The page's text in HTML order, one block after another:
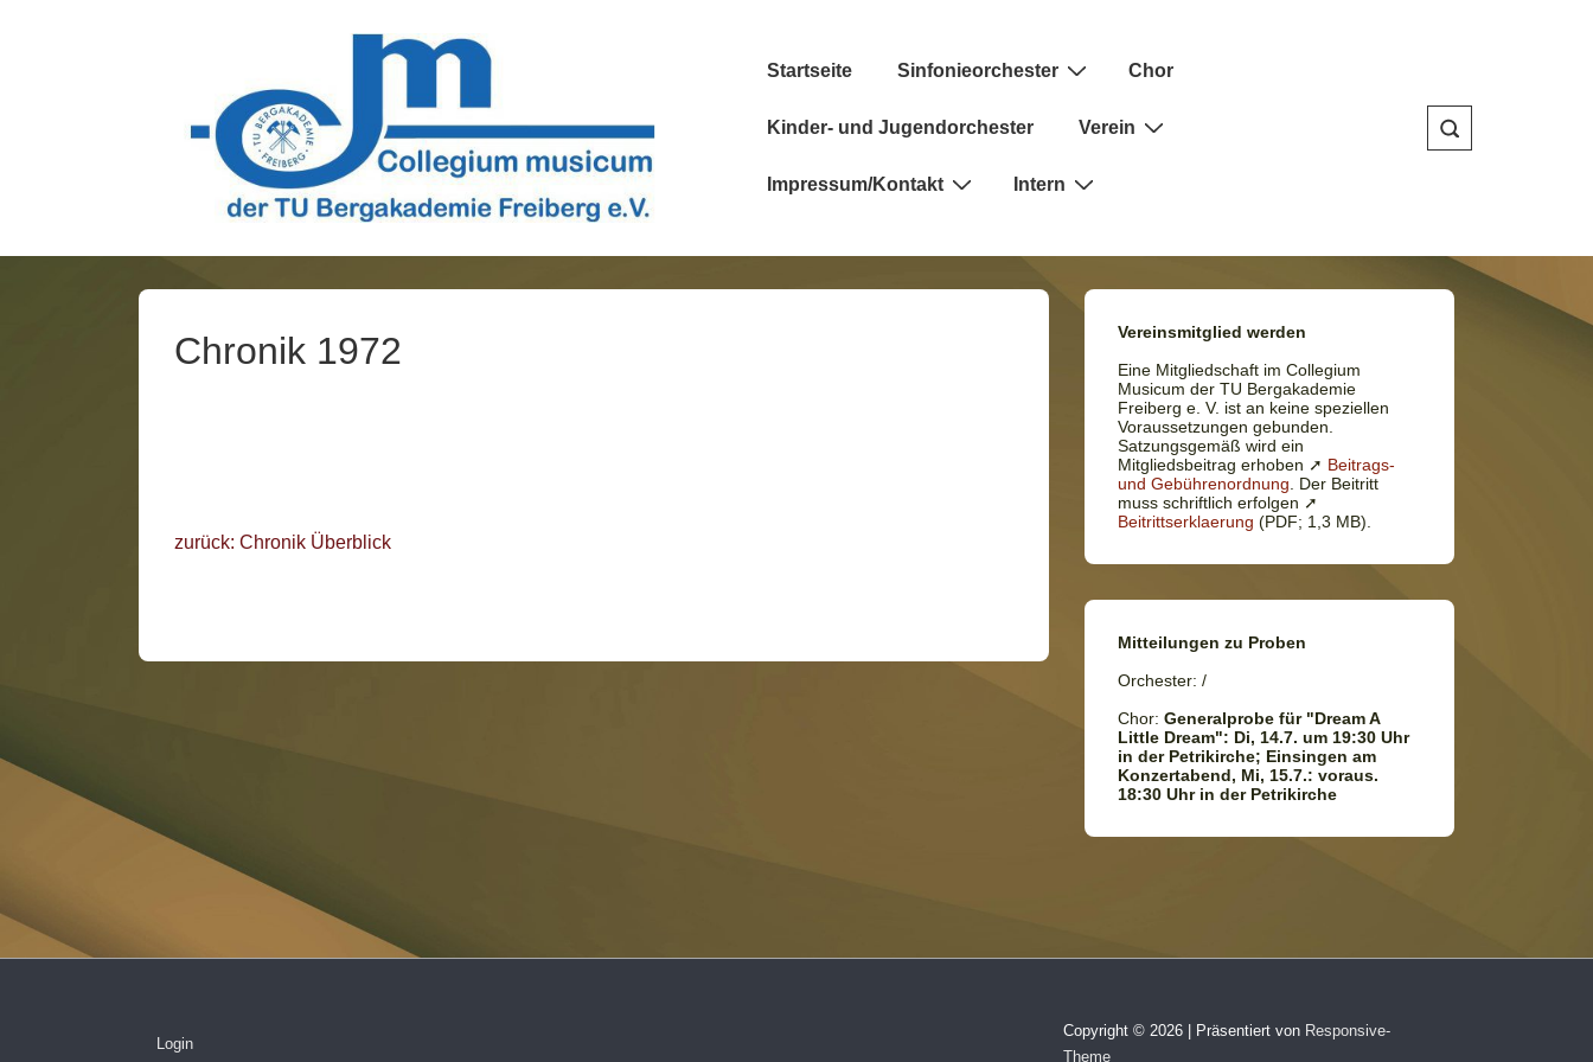
Hauptnavigation
Startseite Sinfonieorchester Chor
Kinder- und Jugendorchester Verein
Impressum/Kontakt Intern
Chronik 1972
zurück: Chronik Überblick
Vereinsmitglied werden
Eine Mitgliedschaft im Collegium
Musicum der TU Bergakademie
Freiberg e. V. ist an keine speziellen
Voraussetzungen gebunden.
Satzungsgemäß wird ein
Mitgliedsbeitrag erhoben ➚ Beitrags-
und Gebührenordnung . Der Beitritt
muss schriftlich erfolgen ➚
Beitrittserklaerung (PDF; 1,3 MB).
Mitteilungen zu Proben
Orchester: /
Chor: Generalprobe für "Dream A
Little Dream": Di, 14.7. um 19:30 Uhr
in der Petrikirche; Einsingen am
Konzertabend, Mi, 15.7.: voraus.
18:30 Uhr in der Petrikirche
Login
Copyright © 2026 | Präsentiert von Responsive-
Theme